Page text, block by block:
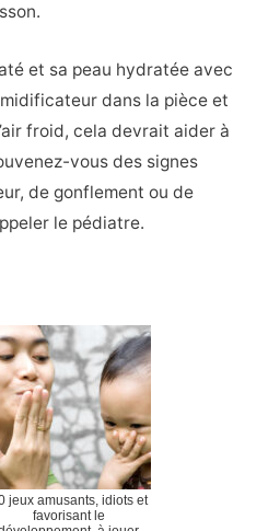
et sa peau hydratée avec
dans la pièce et
froid, cela devrait aider à
vous des signes
de gonflement ou de
le pédiatre.
jeux amusants, idiots et
favorisant le